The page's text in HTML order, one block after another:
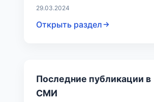
29.03.2024
Открыть раздел
Последние публикации в
СМИ